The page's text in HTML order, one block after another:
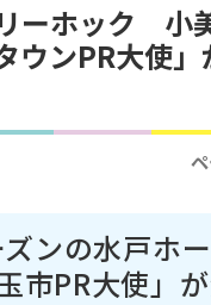
ーホック 小
ウンPR大使
ンの水戸ホ
市PR大使」